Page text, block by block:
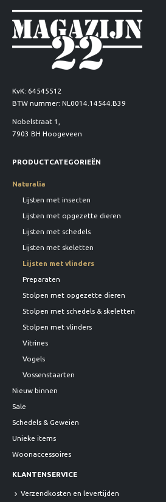
KvK: 64545512
BTW nummer: NL0014.14544.B39
Nobelstraat 1,
7903 BH Hoogeveen
PRODUCTCATEGORIEËN
Naturalia
Lijsten met insecten
Lijsten met opgezette dieren
Lijsten met schedels
Lijsten met skeletten
Lijsten met vlinders
Preparaten
Stolpen met opgezette dieren
Stolpen met schedels & skeletten
Stolpen met vlinders
Vitrines
Vogels
Vossenstaarten
Nieuw binnen
Sale
Schedels & Geweien
Unieke items
Woonaccessoires
KLANTENSERVICE
Verzendkosten en levertijden